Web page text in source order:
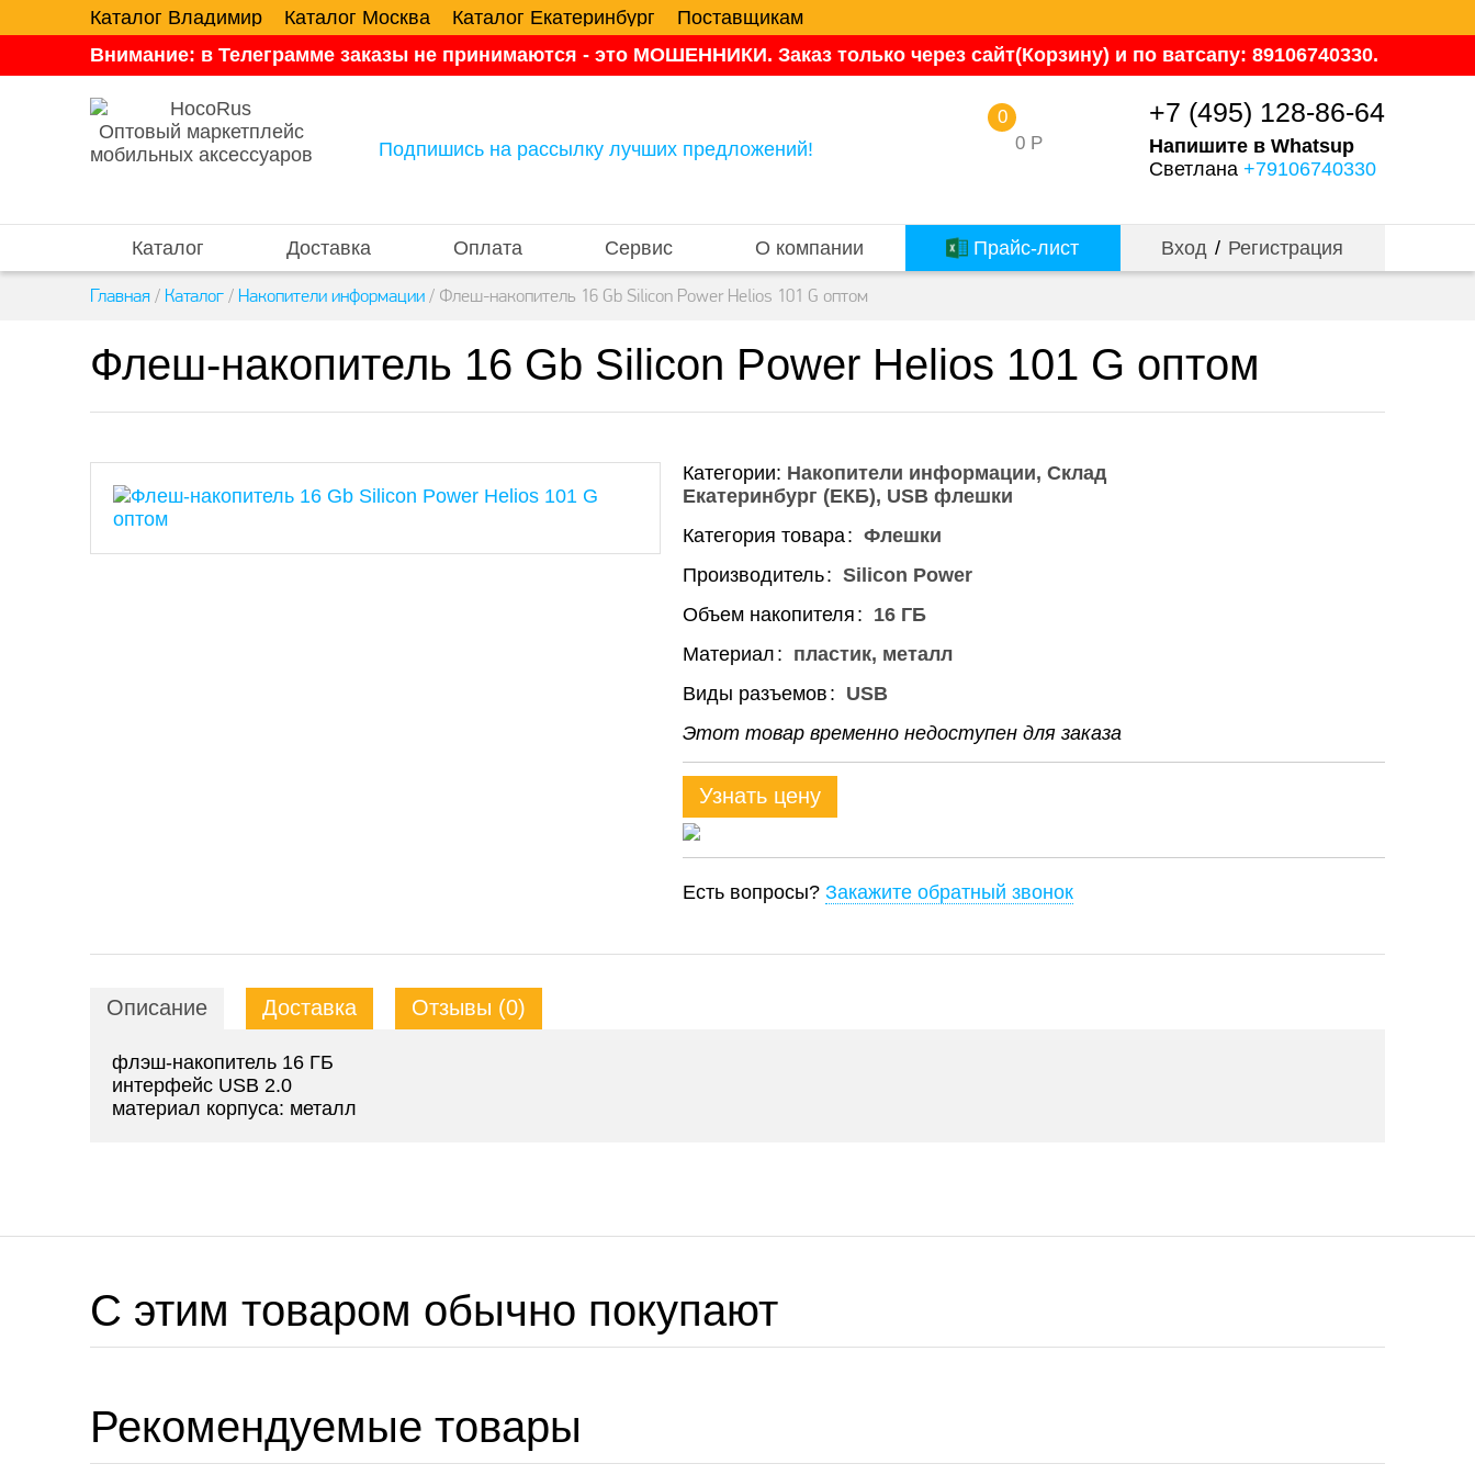
Каталог Владимир Каталог Москва Каталог Екатеринбург
Поставщикам
Внимание: в Телеграмме заказы не принимаются - это МОШЕННИКИ. Заказ только через сайт(Корзину) и по ватсапу: 89106740330.
Оптовый маркетплейс
мобильных аксессуаров
Подпишись на рассылку лучших предложений! 0 Р
0 +7 (495) 128-86-64
Напишите в Whatsup
Светлана +79106740330
Каталог Доставка Оплата Сервис О компании Прайс-лист Вход / Регистрация
Главная / Каталог / Накопители информации / Флеш-накопитель 16 Gb Silicon Power Helios 101 G оптом
Флеш-накопитель 16 Gb Silicon Power Helios 101 G оптом
Категории: Накопители информации Склад
Екатеринбург (ЕКБ) USB флешки
Категория товара Флешки
Производитель Silicon Power
Объем накопителя
16 ГБ
Материал
пластик, металл
Виды разъемов
USB
Этот товар временно недоступен для заказа
Узнать цену
Есть вопросы? Закажите обратный звонок
Описание Доставка Отзывы (0)
флэш-накопитель 16 ГБ
интерфейс USB 2.0
материал корпуса: металл
C этим товаром обычно покупают
Рекомендуемые товары